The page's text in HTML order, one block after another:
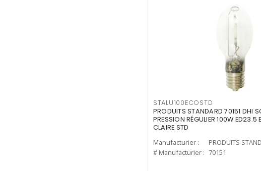
STALU100ECOSTD
PRODUITS STANDARD 70151 DHI
PRESSION RÉGULIER 100W
CLAIRE STD
Manufacturier :
PRODUITS
# Manufacturier : 70151